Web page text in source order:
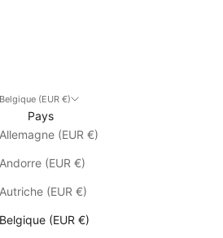
Belgique (EUR €)
Pays
Allemagne (EUR €)
Andorre (EUR €)
Autriche (EUR €)
Belgique (EUR €)